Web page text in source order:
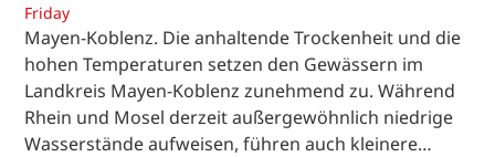
Friday
Mayen-Koblenz. Die anhaltende Trockenheit und die
hohen Temperaturen setzen den Gewässern im
Landkreis Mayen-Koblenz zunehmend zu. Während
Rhein und Mosel derzeit außergewöhnlich niedrige
Wasserstände aufweisen, führen auch kleinere…